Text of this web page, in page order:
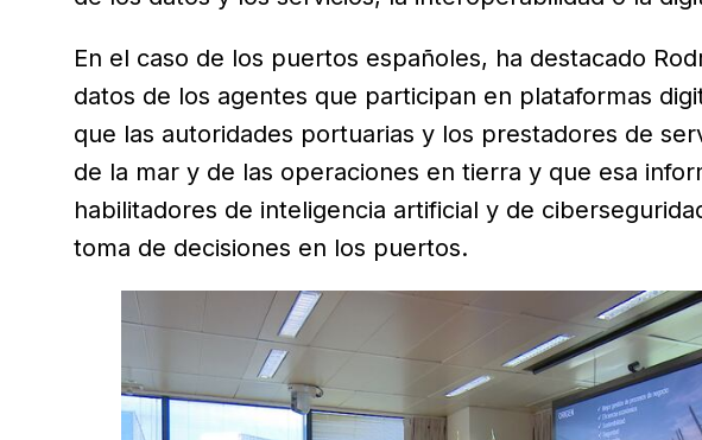
En el caso de los puertos españoles, ha destacado
datos de los agentes que participan en plataformas
que las autoridades portuarias y los prestadores de
de la mar y de las operaciones en tierra y que esa
habilitadores de inteligencia artificial y de
toma de decisiones en los puertos.